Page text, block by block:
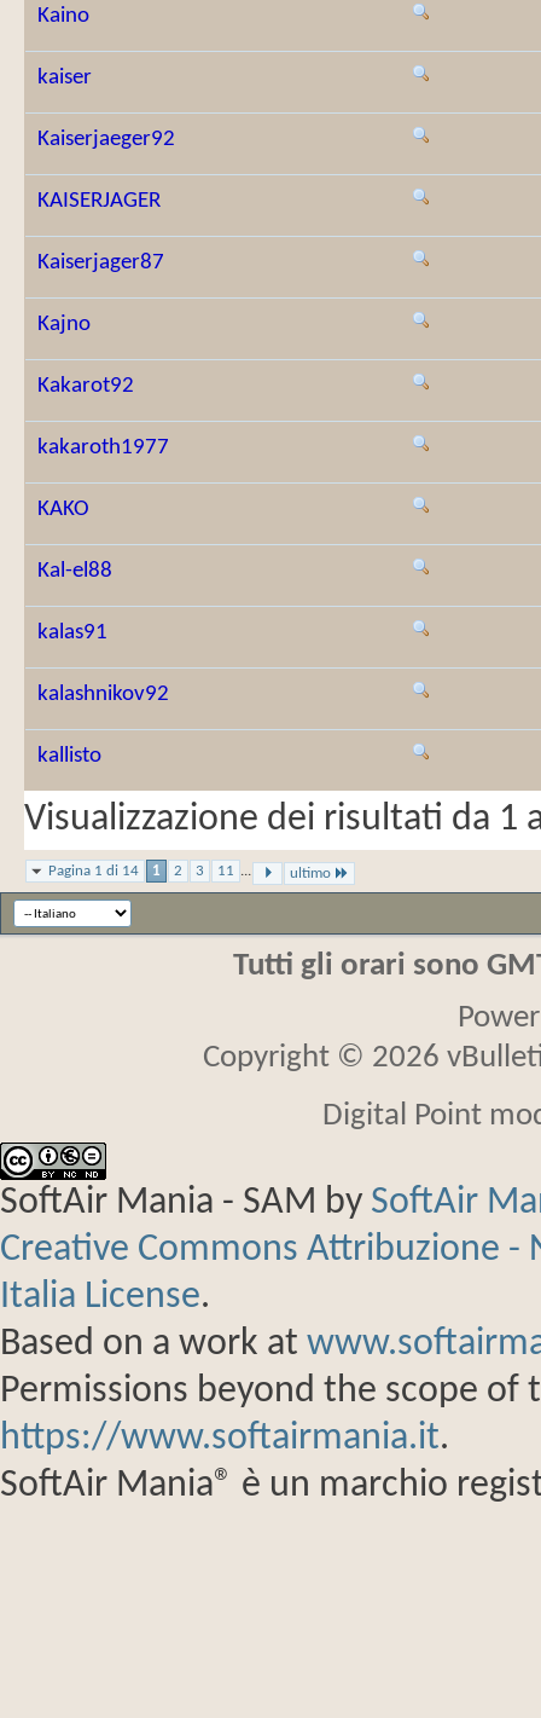
Kaino
kaiser
Kaiserjaeger92
KAISERJAGER
Kaiserjager87
Kajno
Kakarot92
kakaroth1977
KAKO
Kal-el88
kalas91
kalashnikov92
kallisto
Visualizzazione dei risultati da 1
Pagina 1 di 14 1 2 3 11 ... ultimo
Tutti gli orari sono
Copyright © 2026
Digital Point
SoftAir Mania - SAM by SoftAir
Creative Commons Attribuzione
Italia License.
Based on a work at
Permissions beyond the scope of
https://www.softairmania.it.
SoftAir Mania® è un marchio